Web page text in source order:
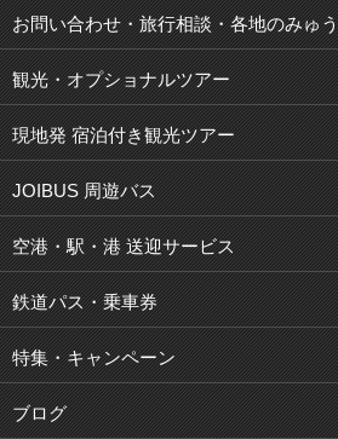
お問い合わせ・旅行相談・各地のみゅう
観光・オプショナルツアー
現地発 宿泊付き観光ツアー
JOIBUS 周遊バス
空港・駅・港 送迎サービス
鉄道パス・乗車券
特集・キャンペーン
ブログ